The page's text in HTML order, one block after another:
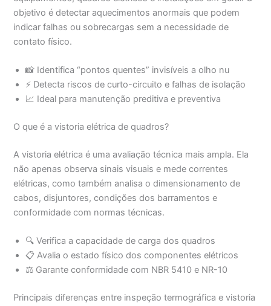
objetivo é detectar aquecimentos anormais que podem
indicar falhas ou sobrecargas sem a necessidade de
contato físico.
📸 Identifica “pontos quentes” invisíveis a olho nu
⚡ Detecta riscos de curto-circuito e falhas de isolação
📈 Ideal para manutenção preditiva e preventiva
O que é a vistoria elétrica de quadros?
A vistoria elétrica é uma avaliação técnica mais ampla. Ela
não apenas observa sinais visuais e mede correntes
elétricas, como também analisa o dimensionamento de
cabos, disjuntores, condições dos barramentos e
conformidade com normas técnicas.
🔍 Verifica a capacidade de carga dos quadros
📋 Avalia o estado físico dos componentes elétricos
⚖️ Garante conformidade com NBR 5410 e NR-10
Principais diferenças entre inspeção termográfica e vistoria